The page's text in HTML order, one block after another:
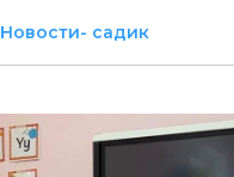
Новости- садик